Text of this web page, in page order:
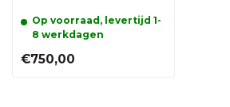
Op voorraad, levertijd 1-
8 werkdagen
€750,00